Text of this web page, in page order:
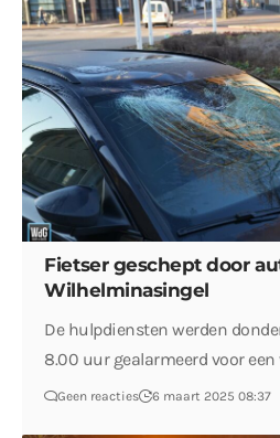
Fietser geschept door
Wilhelminasingel
De hulpdiensten werden
8.00 uur gealarmeerd voor
Geen reacties 6 maart 2025 08:37